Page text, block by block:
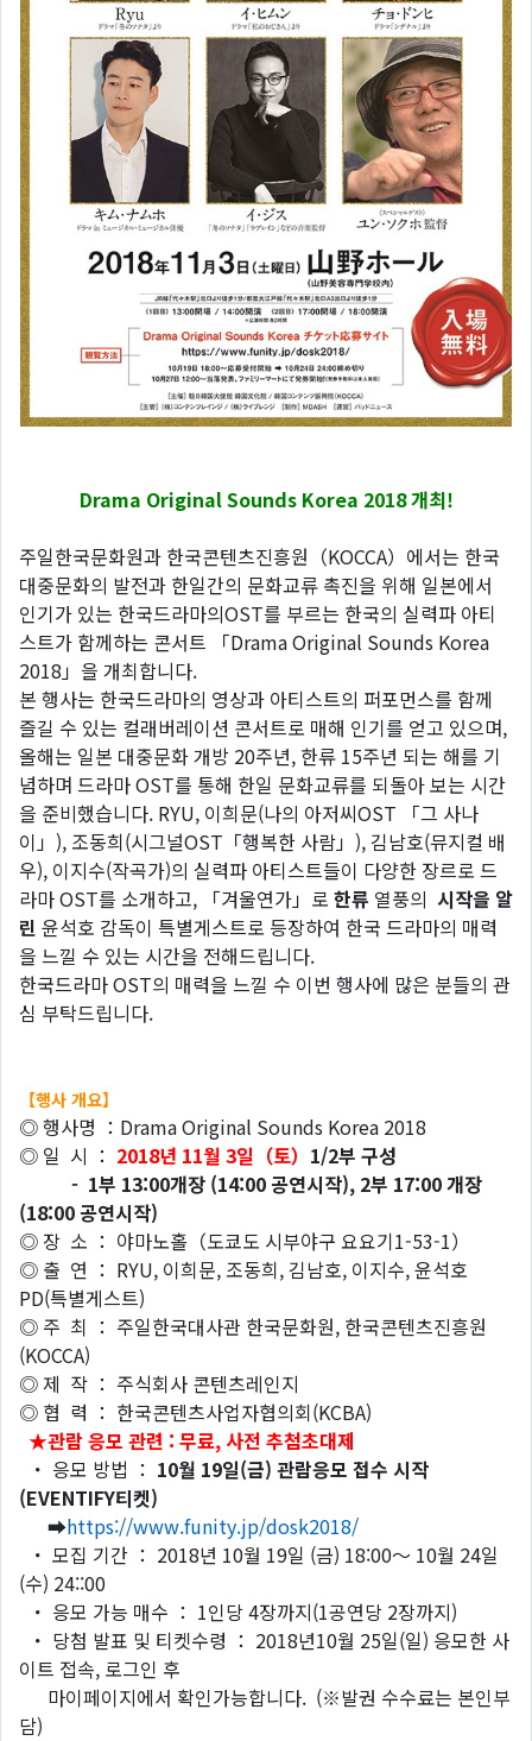
Drama Original Sounds Korea 2018 개최!
주일한국문화원과 한국콘텐츠진흥원（KOCCA）에서는 한국
대중문화의 발전과 한일간의 문화교류 촉진을 위해 일본에서
인기가 있는 한국드라마의OST를 부르는 한국의 실력파 아티
스트가 함께하는 콘서트 「Drama Original Sounds Korea
2018」을 개최합니다.
본 행사는 한국드라마의 영상과 아티스트의 퍼포먼스를 함께
즐길 수 있는 컬래버레이션 콘서트로 매해 인기를 얻고 있으며,
올해는 일본 대중문화 개방 20주년, 한류 15주년 되는 해를 기
념하며 드라마 OST를 통해 한일 문화교류를 되돌아 보는 시간
을 준비했습니다. RYU, 이희문(나의 아저씨OST 「그 사나
이」), 조동희(시그널OST「행복한 사람」), 김남호(뮤지컬 배
우), 이지수(작곡가)의 실력파 아티스트들이 다양한 장르로 드
라마 OST를 소개하고, 「겨울연가」로 한류 열풍의 시작을 알
린 윤석호 감독이 특별게스트로 등장하여 한국 드라마의 매력
을 느낄 수 있는 시간을 전해드립니다.
한국드라마 OST의 매력을 느낄 수 이번 행사에 많은 분들의 관
심 부탁드립니다.
【행사 개요】
◎ 행사명 ：Drama Original Sounds Korea 2018
◎ 일 시 ： 2018년 11월 3일 （토） 1/2부 구성
- 1부 13:00개장 (14:00 공연시작), 2부 17:00개장
(18:00 공연시작)
◎ 장 소 ： 야마노홀（도쿄도 시부야구 요요기1-53-1）
◎ 출 연 ： RYU, 이희문, 조동희, 김남호, 이지수, 윤석호
PD(특별게스트)
◎ 주 최 ： 주일한국대사관 한국문화원, 한국콘텐츠진흥원
(KOCCA)
◎ 제 작 ： 주식회사 콘텐츠레인지
◎ 협 력 ： 한국콘텐츠사업자협의회(KCBA)
★관람 응모 관련 : 무료, 사전 추첨초대제
・ 응모 방법 ： 10월 19일(금) 관람응모 접수 시작
(EVENTIFY티켓)
➡https://www.funity.jp/dosk2018/
・ 모집 기간 ： 2018년 10월 19일 (금) 18:00～ 10월 24일
(수) 24::00
・ 응모 가능 매수 ： 1인당 4장까지(1공연당 2장까지)
・ 당첨 발표 및 티켓수령 ： 2018년10월 25일(일) 응모한 사
이트 접속, 로그인 후
마이페이지에서 확인가능합니다. (※발권 수수료는 본인부
담)